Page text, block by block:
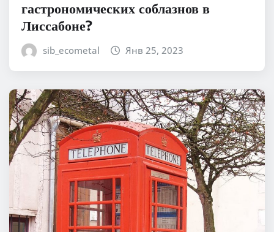
гастрономических соблазнов в
Лиссабоне?
sib_ecometal Янв 25, 2023